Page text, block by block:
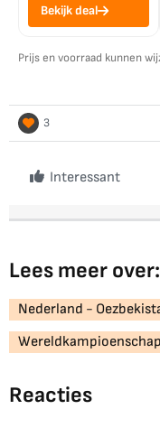
Bekijk deal
Prijs en voorraad kunnen
3
Interessant
Lees meer over:
Nederland -
Wereldkampioenschap
Reacties